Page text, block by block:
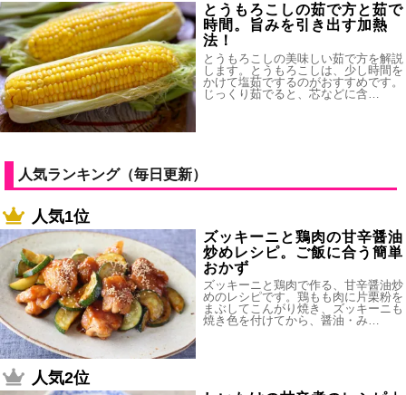
とうもろこしの茹で方と茹で
時間。旨みを引き出す加熱
法！
とうもろこしの美味しい茹で方を解説
します。とうもろこしは、少し時間を
かけて塩茹でするのがおすすめです。
じっくり茹でると、芯などに含…
人気ランキング（毎日更新）
人気1位
ズッキーニと鶏肉の甘辛醤油
炒めレシピ。ご飯に合う簡単
おかず
ズッキーニと鶏肉で作る、甘辛醤油炒
めのレシピです。鶏もも肉に片栗粉を
まぶしてこんがり焼き、ズッキーニも
焼き色を付けてから、醤油・み…
人気2位